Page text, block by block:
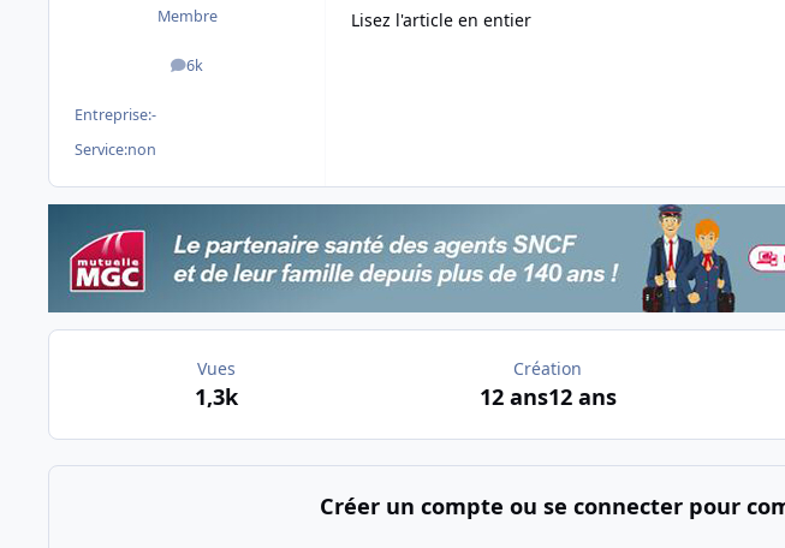
Membre
6k
messages
Entreprise:-
Service:non
Lisez l'article en entier
Vues
1,3k
Création
12 ans12 ans
Créer un compte ou se connecter pour